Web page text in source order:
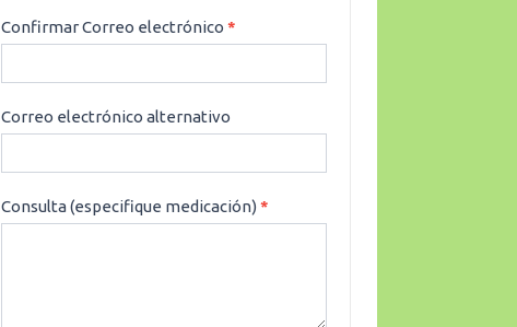
Confirmar Correo electrónico*
Correo electrónico alternativo
Consulta (especifique medicación)*